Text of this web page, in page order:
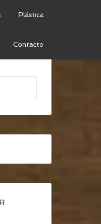
Plástica
Contacto